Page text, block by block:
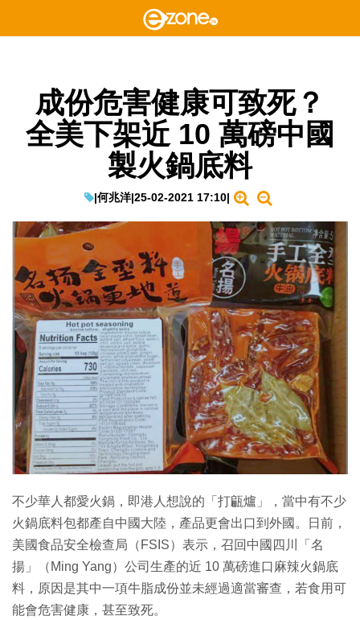
成份危害健康可致死？
全美下架近 10 萬磅中國
製火鍋底料
|何兆洋|25-02-2021 17:10|
不少華人都愛火鍋，即港人想說的「打甂爐」，當中有不少
火鍋底料包都產自中國大陸，產品更會出口到外國。日前，
美國食品安全檢查局（FSIS）表示，召回中國四川「名
揚」（Ming Yang）公司生產的近 10 萬磅進口麻辣火鍋底
料，原因是其中一項牛脂成份並未經過適當審查，若食用可
能會危害健康，甚至致死。